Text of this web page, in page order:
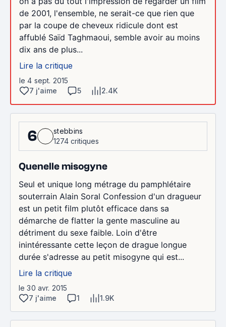
de 2001, l'ensemble, ne serait-ce que rien que
par la coupe de cheveux ridicule dont est
affublé Saïd Taghmaoui, semble avoir au moins
dix ans de plus...
Lire la critique
le 4 sept. 2015
7 j'aime
5 2.4K
6
stebbins
1274 critiques
Quenelle misogyne
Seul et unique long métrage du pamphlétaire
souterrain Alain Soral Confession d'un dragueur
est un petit film plutôt efficace dans sa
démarche de flatter la gente masculine au
détriment du sexe faible. Loin d'être
inintéressante cette leçon de drague longue
durée s'adresse au petit misogyne qui est...
Lire la critique
le 30 avr. 2015
7 j'aime
1 1.9K